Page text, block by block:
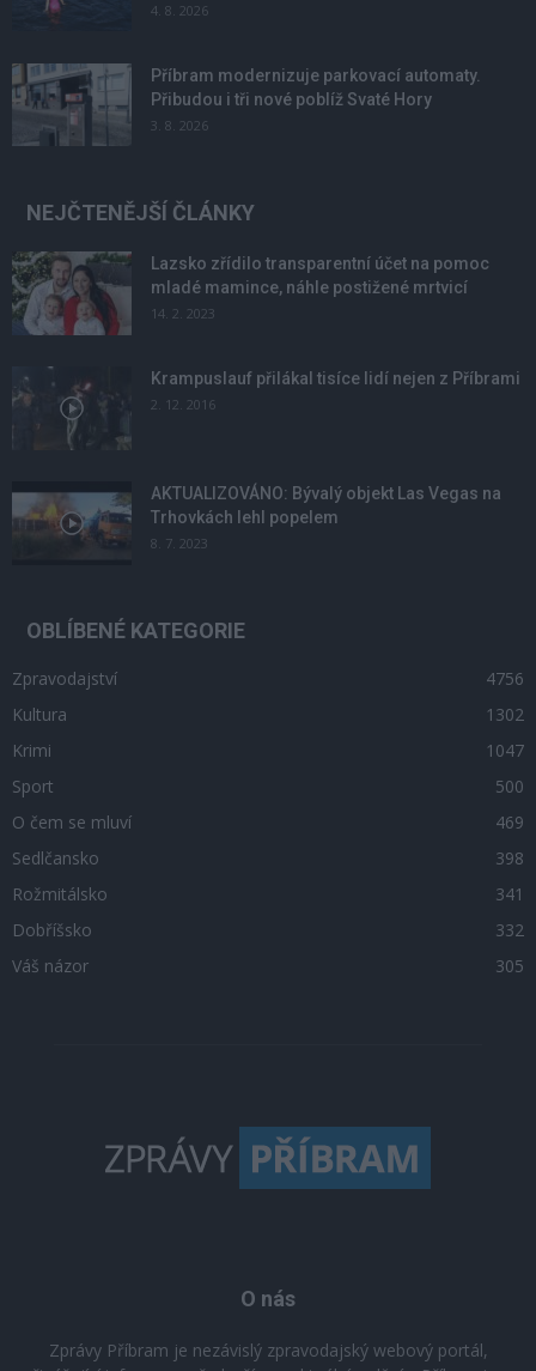
4. 8. 2026
Příbram modernizuje parkovací automaty.
Přibudou i tři nové poblíž Svaté Hory
3. 8. 2026
NEJČTENĚJŠÍ ČLÁNKY
Lazsko zřídilo transparentní účet na pomoc
mladé mamince, náhle postižené mrtvicí
14. 2. 2023
Krampuslauf přilákal tisíce lidí nejen z Příbrami
2. 12. 2016
AKTUALIZOVÁNO: Bývalý objekt Las Vegas na
Trhovkách lehl popelem
8. 7. 2023
OBLÍBENÉ KATEGORIE
Zpravodajství
4756
Kultura
1302
Krimi
1047
Sport
500
O čem se mluví
469
Sedlčansko
398
Rožmitálsko
341
Dobříšsko
332
Váš názor
305
O nás
Zprávy Příbram je nezávislý zpravodajský webový portál,